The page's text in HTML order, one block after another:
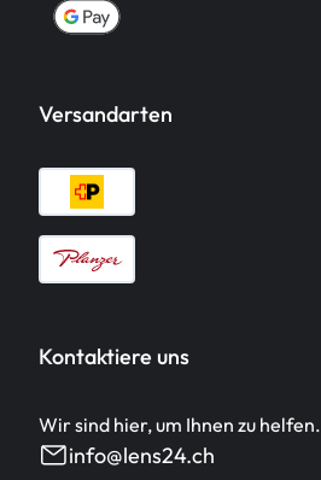
Versandarten
Kontaktiere uns
Wir sind hier, um Ihnen zu helfen.
info@lens24.ch